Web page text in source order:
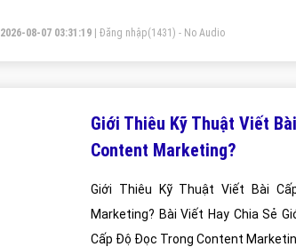
2026-08-07 03:31:19 Đăng nhập(1431) - No Audio
Giới Thiêu Kỹ Thuật Viết
Content Marketing?
Giới Thiêu Kỹ Thuật Viết Bài
Marketing? Bài Viết Hay Chia Sẻ
Cấp Độ Đọc Trong Content